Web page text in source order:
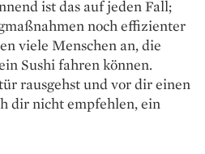
ist das auf jeden Fall;
noch effizienter
viele Menschen an, die
Sushi fahren können.
rausgehst und vor dir einen
dir nicht empfehlen, ein